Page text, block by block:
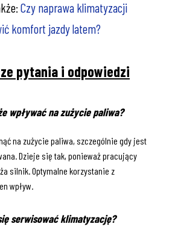
Czy naprawa klimatyzacji
komfort jazdy latem?
pytania i odpowiedzi
wpływać na zużycie paliwa?
na zużycie paliwa, szczególnie gdy jest
Dzieje się tak, ponieważ pracujący
silnik. Optymalne korzystanie z
wpływ.
serwisować klimatyzację?